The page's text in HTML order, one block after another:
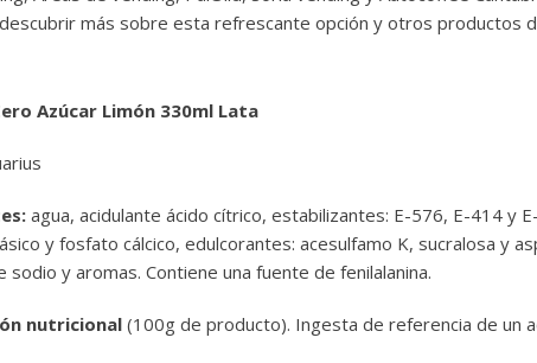
más sobre esta refrescante opción y otros productos
Azúcar Limón 330ml Lata
agua, acidulante ácido cítrico, estabilizantes: E-576, E-414 y
y fosfato cálcico, edulcorantes: acesulfamo K, sucralosa y
sodio y aromas. Contiene una fuente de fenilalanina.
nutricional(100g de producto). Ingesta de referencia de un